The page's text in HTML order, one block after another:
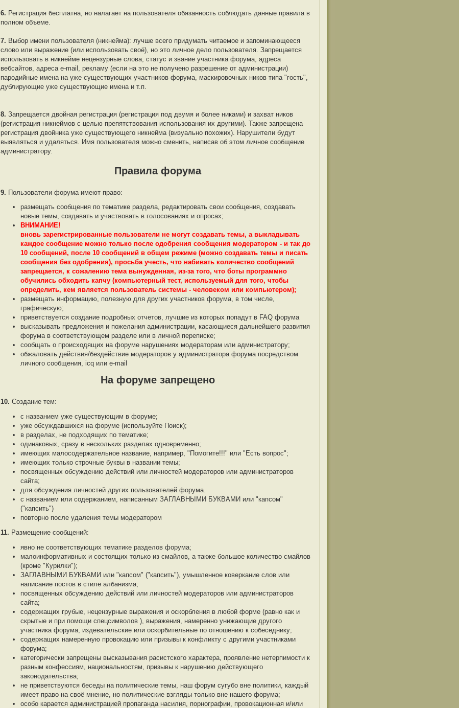
6. Регистрация бесплатна, но налагает на пользователя обязанность соблюдать данные правила в
полном объеме.
7. Выбор имени пользователя (никнейма): лучше всего придумать читаемое и запоминающееся
слово или выражение (или использовать своё), но это личное дело пользователя. Запрещается
использовать в никнейме нецензурные слова, статус и звание участника форума, адреса
вебсайтов, адреса e-mail, рекламу (если на это не получено разрешение от администрации)
пародийные имена на уже существующих участников форума, маскировочных ников типа "гость",
дублирующие уже существующие имена и т.п.
8. Запрещается двойная регистрация (регистрация под двумя и более никами) и захват ников
(регистрация никнеймов с целью препятствования использования их другими). Также запрещена
регистрация двойника уже существующего никнейма (визуально похожих). Нарушители будут
выявляться и удаляться. Имя пользователя можно сменить, написав об этом личное сообщение
администратору.
Правила форума
9. Пользователи форума имеют право:
размещать сообщения по тематике раздела, редактировать свои сообщения, создавать
новые темы, создавать и участвовать в голосованиях и опросах;
ВНИМАНИЕ!
вновь зарегистрированные пользователи не могут создавать темы, а выкладывать
каждое сообщение можно только после одобрения сообщения модератором - и так до
10 сообщений, после 10 сообщений в общем режиме (можно создавать темы и писать
сообщения без одобрения), просьба учесть, что набивать количество сообщений
запрещается, к сожалению тема вынужденная, из-за того, что боты программно
обучились обходить капчу (компьютерный тест, используемый для того, чтобы
определить, кем является пользователь системы - человеком или компьютером);
размещать информацию, полезную для других участников форума, в том числе,
графическую;
приветствуется создание подробных отчетов, лучшие из которых попадут в FAQ форума
высказывать предложения и пожелания администрации, касающиеся дальнейшего развития
форума в соответствующем разделе или в личной переписке;
сообщать о происходящих на форуме нарушениях модераторам или администратору;
обжаловать действия/бездействие модераторов у администратора форума посредством
личного сообщения, icq или e-mail
На форуме запрещено
10. Создание тем:
с названием уже существующим в форуме;
уже обсуждавшихся на форуме (используйте Поиск);
в разделах, не подходящих по тематике;
одинаковых, сразу в нескольких разделах одновременно;
имеющих малосодержательное название, например, "Помогите!!!" или "Есть вопрос";
имеющих только строчные буквы в названии темы;
посвященных обсуждению действий или личностей модераторов или администраторов
сайта;
для обсуждения личностей других пользователей форума.
с названием или содержанием, написанным ЗАГЛАВНЫМИ БУКВАМИ или "капсом"
("капсить")
повторно после удаления темы модератором
11. Размещение сообщений:
явно не соответствующих тематике разделов форума;
малоинформативных и состоящих только из смайлов, а также большое количество смайлов
(кроме "Курилки");
ЗАГЛАВНЫМИ БУКВАМИ или "капсом" ("капсить"), умышленное коверкание слов или
написание постов в стиле албанизма;
посвященных обсуждению действий или личностей модераторов или администраторов
сайта;
содержащих грубые, нецензурные выражения и оскорбления в любой форме (равно как и
скрытые и при помощи спецсимволов ), выражения, намеренно унижающие другого
участника форума, издевательские или оскорбительные по отношению к собеседнику;
содержащих намеренную провокацию или призывы к конфликту с другими участниками
форума;
категорически запрещены высказывания расистского характера, проявление нетерпимости к
разным конфессиям, национальностям, призывы к нарушению действующего
законодательства;
не приветствуются беседы на политические темы, наш форум сугубо вне политики, каждый
имеет право на своё мнение, но политические взгляды только вне нашего форума;
особо карается администрацией пропаганда насилия, порнографии, провокационная и/или